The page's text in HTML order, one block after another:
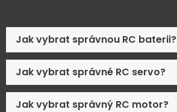
Jak vybrat správnou RC baterii?
Jak vybrat správné RC servo?
Jak vybrat správný RC motor?